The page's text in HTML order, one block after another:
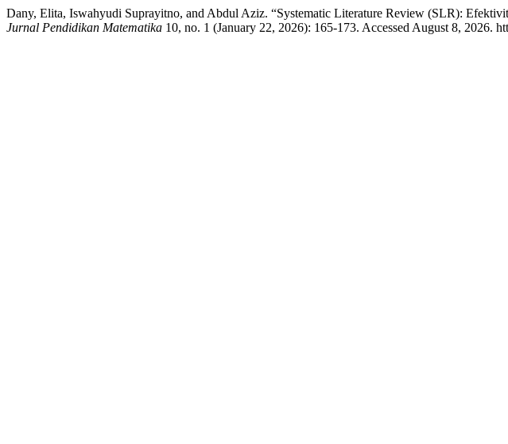
Dany, Elita, Iswahyudi Suprayitno, and Abdul Aziz. “Systematic Literature Review (SLR):
Jurnal Pendidikan Matematika 10, no. 1 (January 22, 2026): 165-173. Accessed August 8, 2026.